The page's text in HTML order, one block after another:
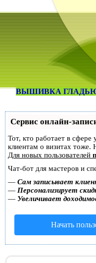
ВЫШИВКА
Сервис онлайн-
Тот, кто работает в сфере
клиентам о визитах
Для новых пользователей
Чат-бот для мастеров и
— Сам записывает
— Персонализирует
— Увеличивает
Начать